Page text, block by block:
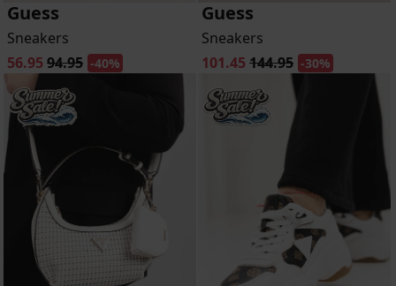
Guess
Sneakers
56.95 94.95 -40%
Guess
Sneakers
101.45 144.95 -30%